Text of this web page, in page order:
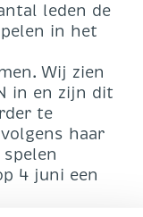
leden de
in het
Wij zien
in en zijn dit
te
haar
4 juni een